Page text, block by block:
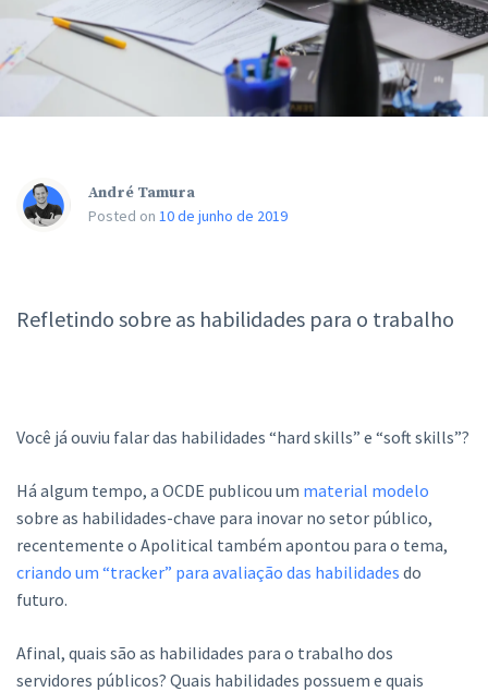
André Tamura
Posted on 10 de junho de 2019
Refletindo sobre as habilidades para o trabalho
Você já ouviu falar das habilidades “hard skills” e “soft skills”?
Há algum tempo, a OCDE publicou um material modelo
sobre as habilidades-chave para inovar no setor público,
recentemente o Apolitical também apontou para o tema,
criando um “tracker” para avaliação das habilidades do
futuro.
Afinal, quais são as habilidades para o trabalho dos
servidores públicos? Quais habilidades possuem e quais